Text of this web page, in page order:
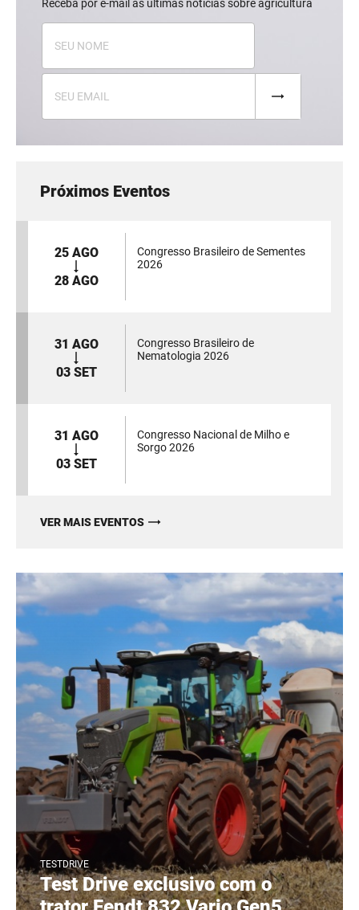
Receba por e-mail as últimas notícias sobre agricultura
Próximos Eventos
25 AGO
28 AGO
Congresso Brasileiro de Sementes
2026
31 AGO
03 SET
Congresso Brasileiro de
Nematologia 2026
31 AGO
03 SET
Congresso Nacional de Milho e
Sorgo 2026
VER MAIS EVENTOS
TESTDRIVE
Test Drive exclusivo com o